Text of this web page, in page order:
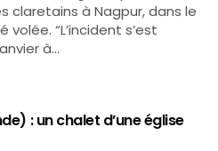
claretains à Nagpur, dans le
“L’incident s’est
à…
: un chalet d’une église